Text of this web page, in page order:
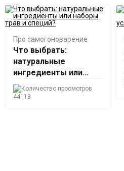
Про самогоноварение
Что выбрать:
натуральные
ингредиенты или
наборы трав и
специй?
44113